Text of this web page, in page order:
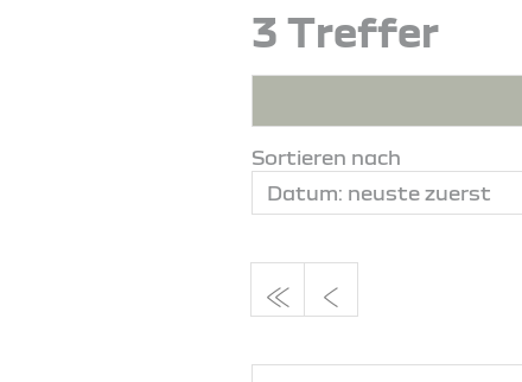
3 Treffer
Sortieren nach